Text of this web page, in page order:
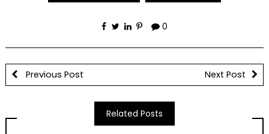
0
Previous Post Next Post
Related Posts